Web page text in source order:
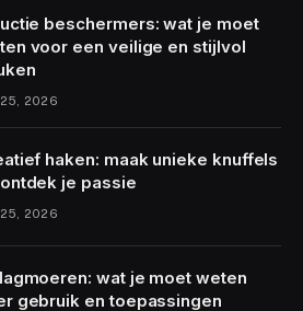
beschermers: wat je moet
voor een veilige en stijlvol
25, 2026
haken: maak unieke knuffels
je passie
25, 2026
wat je moet weten
gebruik en toepassingen